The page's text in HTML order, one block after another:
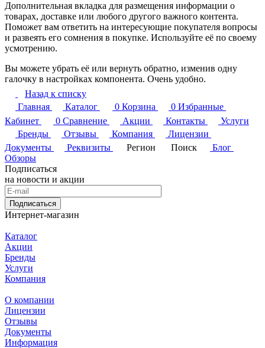
Дополнительная вкладка для размещения информации о
товарах, доставке или любого другого важного контента.
Поможет вам ответить на интересующие покупателя вопросы
и развеять его сомнения в покупке. Используйте её по своему
усмотрению.
Вы можете убрать её или вернуть обратно, изменив одну
галочку в настройках компонента. Очень удобно.
Назад к списку
Главная
Каталог 0 Корзина 0 Избранные
Кабинет
0 Сравнение Акции Контакты
Услуги
Бренды
Отзывы Компания
Лицензии
Документы
Реквизиты Регион Поиск
Блог
Обзоры
Подписаться
на новости и акции
Подписаться
Интернет-магазин
Каталог
Акции
Бренды
Услуги
Компания
О компании
Лицензии
Отзывы
Документы
Информация